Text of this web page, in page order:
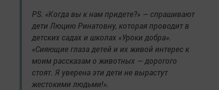
PS. «Когда вы к нам придете?» — спрашивают
дети Люцию Ринатовну, которая проводит в
детских садах и школах «Уроки добра».
«Сияющие глаза детей и их живой интерес к
моим рассказам о животных — дорогого
стоят. Я уверена эти дети не вырастут
жестокими людьми!».